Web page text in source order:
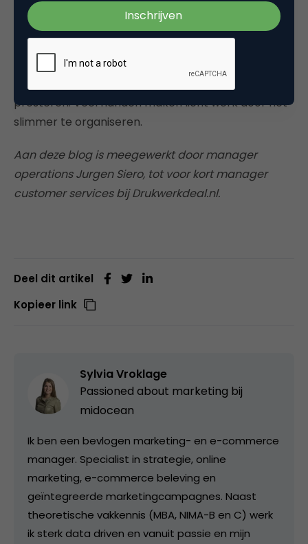
Medewerkers kunnen meer en beter werk doen
voor klanten doordat zij, vanuit hun eigen planning,
hebben daarbij meer lucht gekregen. Zij ervaren
presteren. Veel handen maken licht werk door het
slimmer te organiseren.
Aan deze blog is meegewerkt door manager
operations Jurgen Siero, tot voor kort manager
customer services bij Drukwerkdeal.nl.
Deel dit artikel
Kopieer link
Sylvia Vroklage
Passioned about marketing bij
midocean
Ik ben een bevlogen marketing- en e-commerce
manager. Specialist in strategie, online
marketing, e-commerce beleving en
geïntegreerde marketingcampagnes. Naast
theoretische vakkennis (MBA, NIMA-B en C) werk
ik sterk data driven en vanuit passie en mijn